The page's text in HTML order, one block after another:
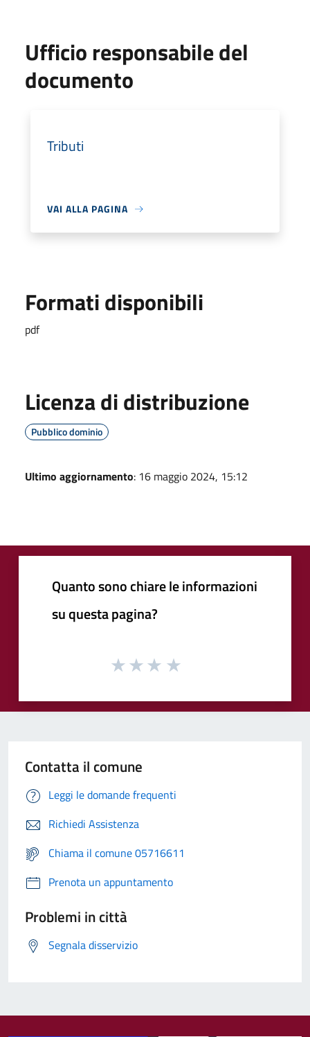
Ufficio responsabile del
documento
Tributi
VAI ALLA PAGINA
Formati disponibili
pdf
Licenza di distribuzione
Pubblico dominio
Ultimo aggiornamento: 16 maggio 2024, 15:12
Quanto sono chiare le informazioni
su questa pagina?
Contatta il comune
Leggi le domande frequenti
Richiedi Assistenza
Chiama il comune 05716611
Prenota un appuntamento
Problemi in città
Segnala disservizio